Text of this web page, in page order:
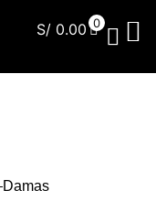
S/ 0.00 0
Damas